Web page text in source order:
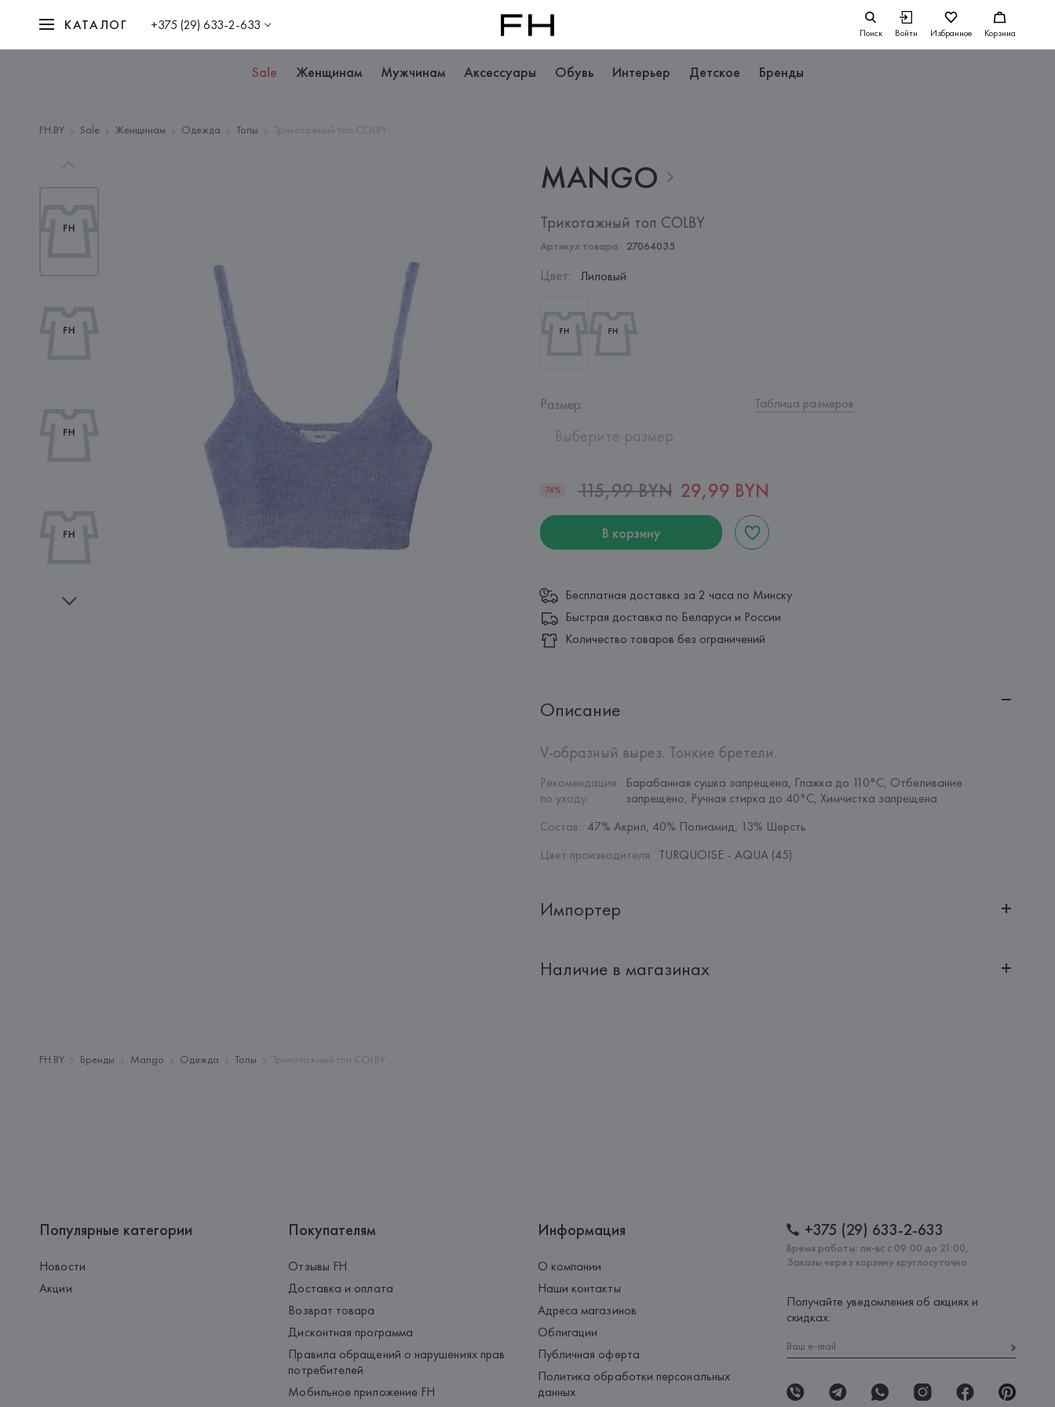
КАТАЛОГ +375 (29) 633-2-633 Поиск Войти Избранное Корзина
Sale Женщинам Мужчинам Аксессуары Обувь Интерьер Детское Бренды
FH.BY Sale Женщинам Одежда Топы Трикотажный топ COLBY
MANGO
Трикотажный топ COLBY
Артикул товара: 27064035
Цвет: Лиловый
Размер: Таблица размеров
Выберите размер
74% 115,99 BYN 29,99 BYN
В корзину
Бесплатная доставка за 2 часа по Минску
Быстрая доставка по Беларуси и России
Количество товаров без ограничений
Описание
V-образный вырез. Тонкие бретели.
Рекомендация
по уходу:
Барабанная сушка запрещена, Глажка до 110°C, Отбеливание
запрещено, Ручная стирка до 40°C, Химчистка запрещена
Состав: 47% Акрил, 40% Полиамид, 13% Шерсть
Цвет производителя: TURQUOISE - AQUA (45)
Импортер
Адрес: Республика Беларусь, 220030, г. Минск, ул. Немига, 5, пом. 39, ком. 1
Наличие в магазинах
FH.BY Бренды Mango Одежда Топы Трикотажный топ COLBY
Популярные категории
Новости
Акции
Покупателям
Отзывы FH
Доставка и оплата
Возврат товара
Дисконтная программа
Правила обращений о нарушениях прав
потребителей
Мобильное приложение FH
Информация
О компании
Наши контакты
Адреса магазинов
Облигации
Публичная оферта
Политика обработки персональных
данных
+375 (29) 633-2-633
Время работы: пн-вс с 09:00 до 21:00,
Заказы через корзину круглосуточно
Получайте уведомления об акциях и
скидках: